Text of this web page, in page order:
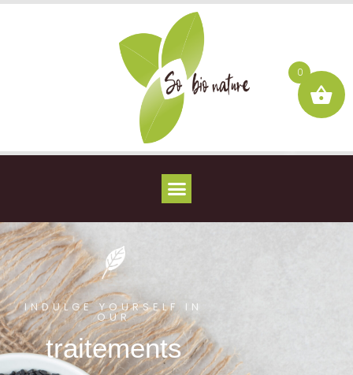
INDULGE YOURSELF IN
OUR
traitements
0